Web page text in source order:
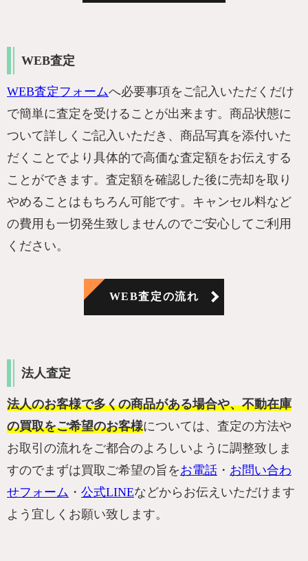
WEB査定
WEB査定フォームへ必要事項をご記入いただくだけ
で簡単に査定を受けることが出来ます。商品状態に
ついて詳しくご記入いただき、商品写真を添付いた
だくことでより具体的で高価な査定額をお伝えする
ことができます。査定額を確認した後に売却を取り
やめることはもちろん可能です。キャンセル料など
の費用も一切発生致しませんのでご安心してご利用
ください。
WEB査定の流れ
法人査定
法人のお客様で多くの商品がある場合や、不動在庫
の買取をご希望のお客様については、査定の方法や
お取引の流れをご都合のよろしいように調整致しま
すのでまずは買取ご希望の旨をお電話 ・ お問い合わ
せフォーム ・ 公式LINEなどからお伝えいただけます
よう宜しくお願い致します。